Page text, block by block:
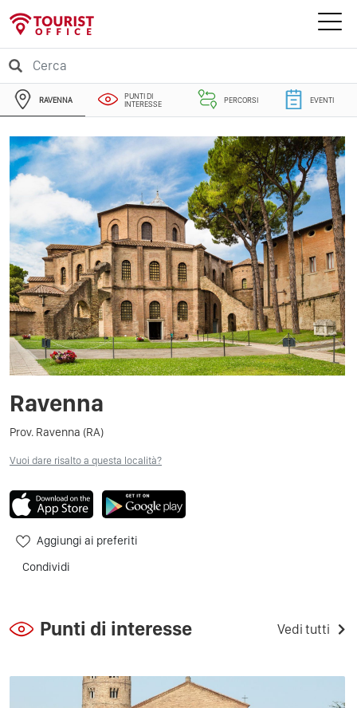
RAVENNA
PUNTI DI
INTERESSE
PERCORSI EVENTI
Ravenna
Prov. Ravenna (RA)
Vuoi dare risalto a questa località?
Aggiungi ai preferiti
Condividi
Punti di interesse Vedi tutti